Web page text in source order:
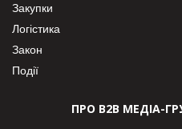
Закупки
Логістика
Закон
Події
ПРО В2В МЕДІА-